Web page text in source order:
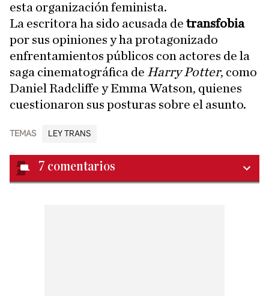
esta organización feminista.
La escritora ha sido acusada de transfobia
por sus opiniones y ha protagonizado
enfrentamientos públicos con actores de la
saga cinematográfica de Harry Potter, como
Daniel Radcliffe y Emma Watson, quienes
cuestionaron sus posturas sobre el asunto.
TEMAS LEY TRANS
7 comentarios